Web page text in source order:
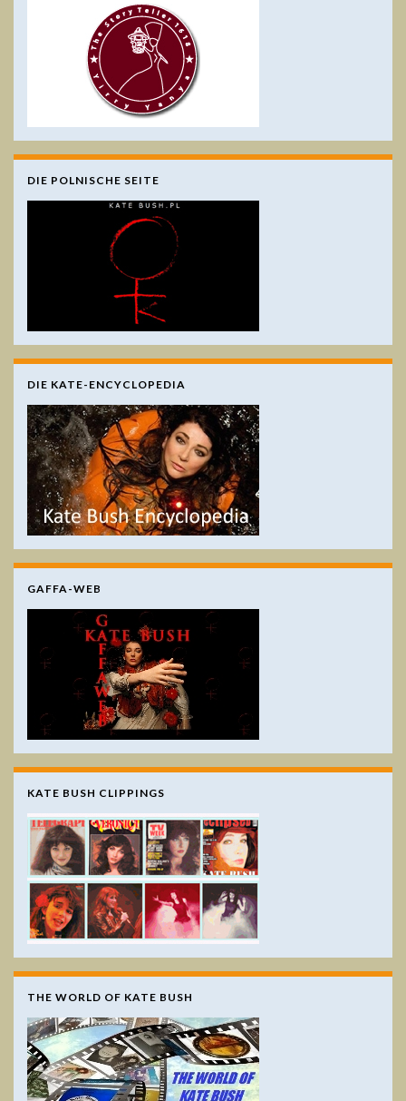
DIE POLNISCHE SEITE
DIE KATE-ENCYCLOPEDIA
GAFFA-WEB
KATE BUSH CLIPPINGS
THE WORLD OF KATE BUSH